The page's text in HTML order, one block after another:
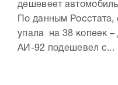
дешевеет
По данным Росстата,
упала на 38 копеек –
АИ-92 подешевел с...